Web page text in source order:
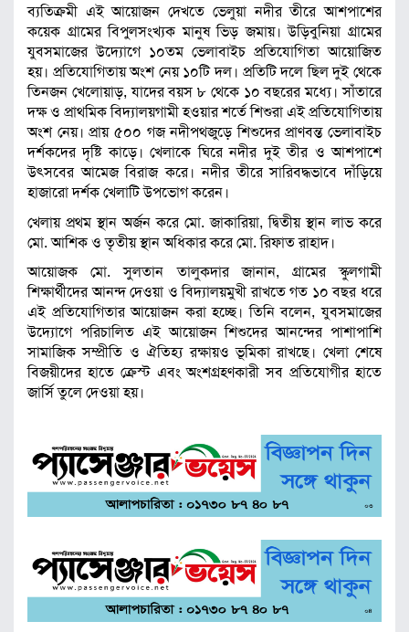
ব্যতিক্রমী এই আয়োজন দেখতে ভেলুয়া নদীর তীরে আশপাশের
কয়েক গ্রামের বিপুলসংখ্যক মানুষ ভিড় জমায়। উড়িবুনিয়া গ্রামের
যুবসমাজের উদ্যোগে ১০তম ভেলাবাইচ প্রতিযোগিতা আয়োজিত
হয়। প্রতিযোগিতায় অংশ নেয় ১০টি দল। প্রতিটি দলে ছিল দুই থেকে
তিনজন খেলোয়াড়, যাদের বয়স ৮ থেকে ১০ বছরের মধ্যে। সাঁতারে
দক্ষ ও প্রাথমিক বিদ্যালয়গামী হওয়ার শর্তে শিশুরা এই প্রতিযোগিতায়
অংশ নেয়। প্রায় ৫০০ গজ নদীপথজুড়ে শিশুদের প্রাণবন্ত ভেলাবাইচ
দর্শকদের দৃষ্টি কাড়ে। খেলাকে ঘিরে নদীর দুই তীর ও আশপাশে
উৎসবের আমেজ বিরাজ করে। নদীর তীরে সারিবদ্ধভাবে দাঁড়িয়ে
হাজারো দর্শক খেলাটি উপভোগ করেন।
খেলায় প্রথম স্থান অর্জন করে মো. জাকারিয়া, দ্বিতীয় স্থান লাভ করে
মো. আশিক ও তৃতীয় স্থান অধিকার করে মো. রিফাত রাহাদ।
আয়োজক মো. সুলতান তালুকদার জানান, গ্রামের স্কুলগামী
শিক্ষার্থীদের আনন্দ দেওয়া ও বিদ্যালয়মুখী রাখতে গত ১০ বছর ধরে
এই প্রতিযোগিতার আয়োজন করা হচ্ছে। তিনি বলেন, যুবসমাজের
উদ্যোগে পরিচালিত এই আয়োজন শিশুদের আনন্দের পাশাপাশি
সামাজিক সম্প্রীতি ও ঐতিহ্য রক্ষায়ও ভূমিকা রাখছে। খেলা শেষে
বিজয়ীদের হাতে ক্রেস্ট এবং অংশগ্রহণকারী সব প্রতিযোগীর হাতে
জার্সি তুলে দেওয়া হয়।